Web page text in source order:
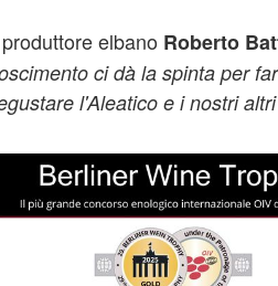
elbano Roberto
ci dà la spinta per
l'Aleatico e i nostri